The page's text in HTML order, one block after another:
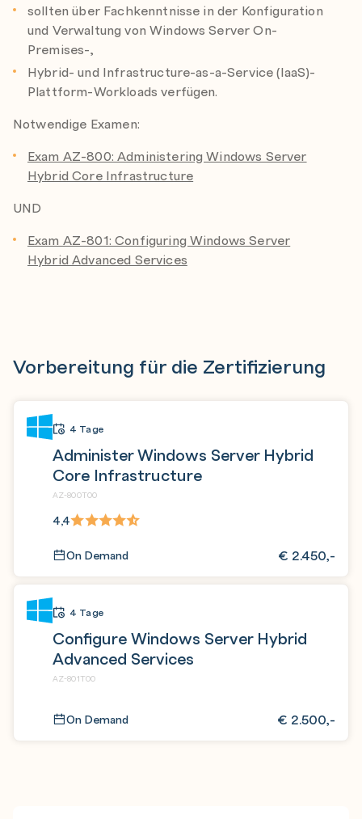
sollten über Fachkenntnisse in der Konfiguration
und Verwaltung von Windows Server On-
Premises-,
Hybrid- und Infrastructure-as-a-Service (IaaS)-
Plattform-Workloads verfügen.
Notwendige Examen:
Exam AZ-800: Administering Windows Server
Hybrid Core Infrastructure
UND
Exam AZ-801: Configuring Windows Server
Hybrid Advanced Services
Vorbereitung für die Zertifizierung
4 Tage
Administer Windows Server Hybrid
Core Infrastructure
AZ-800T00
4,4
On Demand € 2.450,-
4 Tage
Configure Windows Server Hybrid
Advanced Services
AZ-801T00
On Demand € 2.500,-